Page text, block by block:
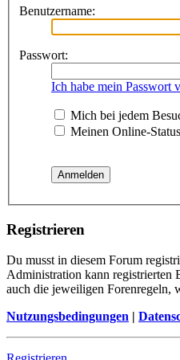
Benutzername:
Passwort:
Ich habe mein Passwort
Mich bei jedem
Meinen Online-
Registrieren
Du musst in diesem Forum
Administration kann registrierten
auch die jeweiligen Forenregeln,
Nutzungsbedingungen |